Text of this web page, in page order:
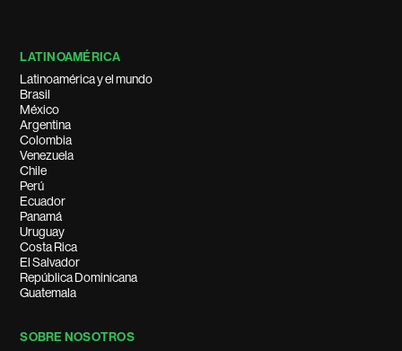
LATINOAMÉRICA
Latinoamérica y el mundo
Brasil
México
Argentina
Colombia
Venezuela
Chile
Perú
Ecuador
Panamá
Uruguay
Costa Rica
El Salvador
República Dominicana
Guatemala
SOBRE NOSOTROS